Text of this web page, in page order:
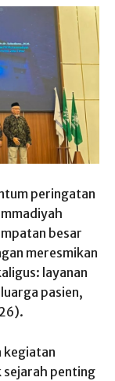
peringatan
besar
meresmikan
layanan
pasien,
kegiatan
penting